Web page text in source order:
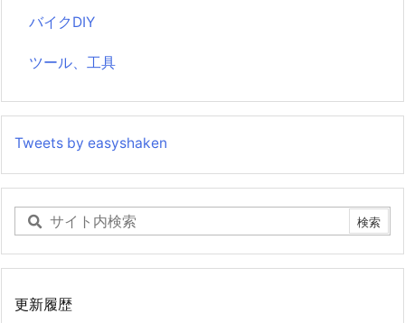
バイクDIY
ツール、工具
Tweets by easyshaken
更新履歴